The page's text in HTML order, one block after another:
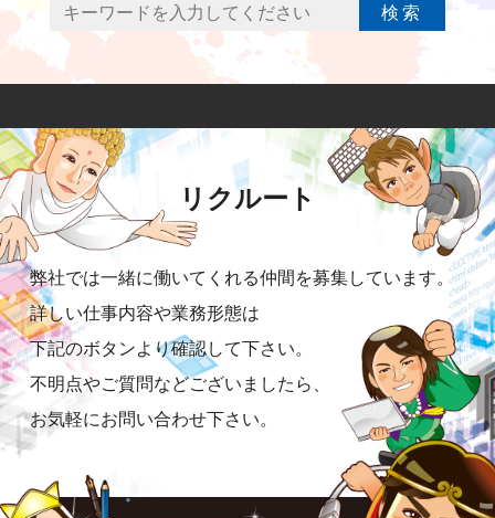
検索
リクルート
弊社では一緒に働いてくれる仲間を募集しています。
詳しい仕事内容や業務形態は
下記のボタンより確認して下さい。
不明点やご質問などございましたら、
お気軽にお問い合わせ下さい。